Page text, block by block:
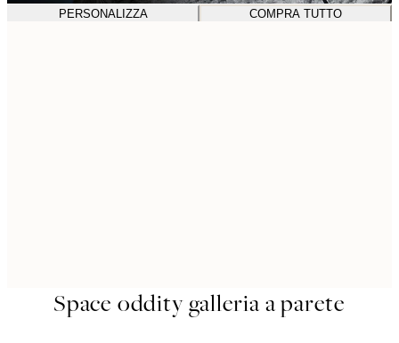
PERSONALIZZA COMPRA TUTTO
Space oddity galleria a parete